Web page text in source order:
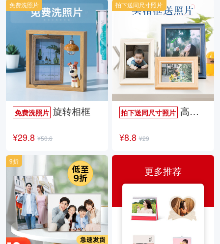
免费洗照片 旋转相框
¥29.8 ¥50.6
免费洗照片
拍下送同尺寸照片高档欧式相框
¥8.8 ¥29
拍下送同尺寸照片
9折
更多推荐